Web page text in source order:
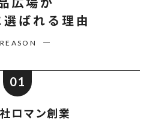
ばれる理由
REASON
01
ロマン創業